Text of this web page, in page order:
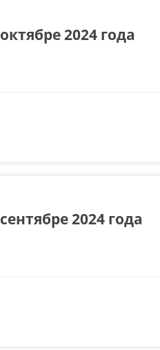
2024 года
2024 года